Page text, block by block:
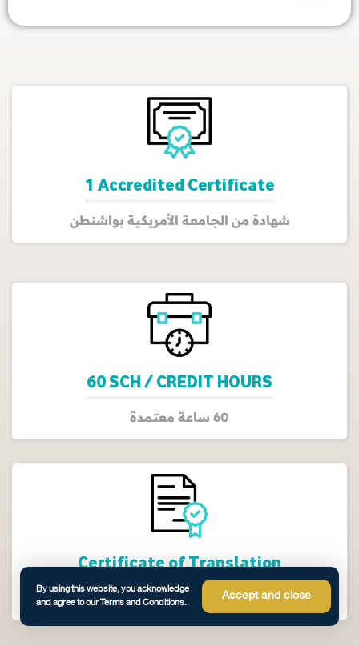
1 Accredited Certificate
شهادة من الجامعة الأمريكية بواشنطن
60 SCH / CREDIT HOURS
60 ساعة معتمدة
Certificate of Translation
نسخة الشهادة مترجمة باللغة العربية
By using this website, you acknowledge
and agree to our Terms and Conditions.
Accept and close